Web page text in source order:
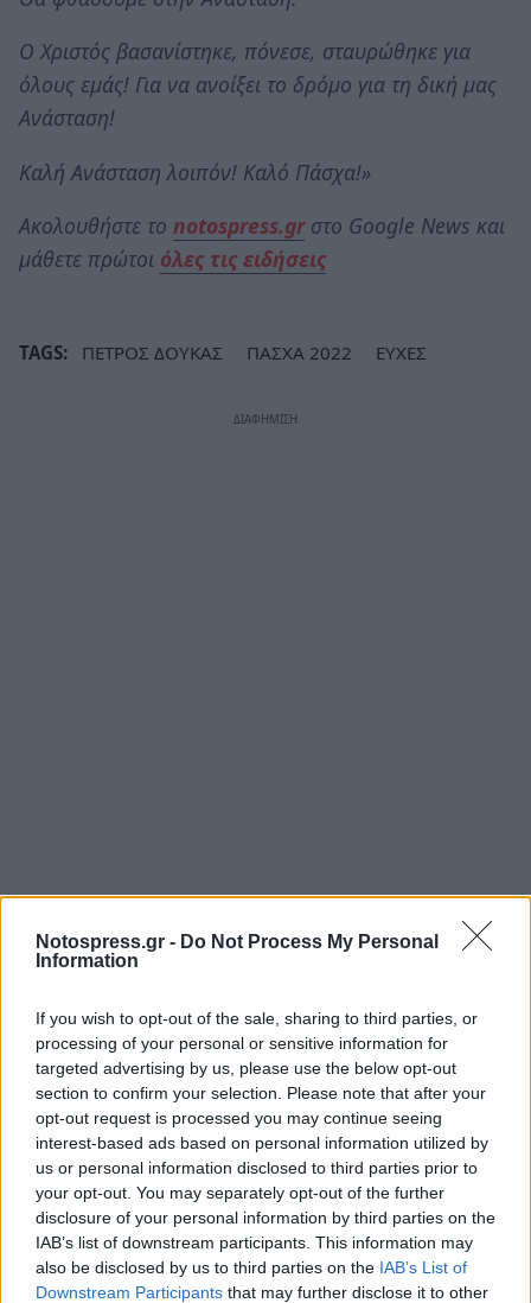
Notospress.gr - Do Not Process My Personal
Information
If you wish to opt-out of the sale, sharing to third parties, or
processing of your personal or sensitive information for
targeted advertising by us, please use the below opt-out
section to confirm your selection. Please note that after your
opt-out request is processed you may continue seeing
interest-based ads based on personal information utilized by
us or personal information disclosed to third parties prior to
your opt-out. You may separately opt-out of the further
disclosure of your personal information by third parties on the
IAB’s list of downstream participants. This information may
also be disclosed by us to third parties on the IAB’s List of
Downstream Participants that may further disclose it to other
Ο Χριστός βασανίστηκε, πόνεσε, σταυρώθηκε για
όλους εμάς! Για να ανοίξει το δρόμο για τη δική μας
Ανάσταση!
Καλή Ανάσταση λοιπόν! Καλό Πάσχα!»
Ακολουθήστε το notospress.grστο Google News και
μάθετε πρώτοι όλες τις ειδήσεις
TAGS: ΠΕΤΡΟΣ ΔΟΥΚΑΣ ΠΑΣΧΑ 2022 ΕΥΧΕΣ
Σχετικά Άρθρα